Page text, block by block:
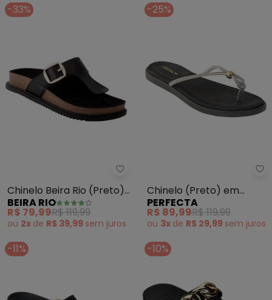
-33%
Beira Rio - Chinelo Beira Rio
Chinelo Beira Rio (Preto)
em Sintético
BEIRA RIO
R$ 79,99R$ 119,99
ou 2x de R$ 39,99 sem juros
-25%
Chinelo (Preto) em
Sintético
PERFECTA
R$ 89,99R$ 119,99
ou 3x de R$ 29,99 sem juros
-11% -10%